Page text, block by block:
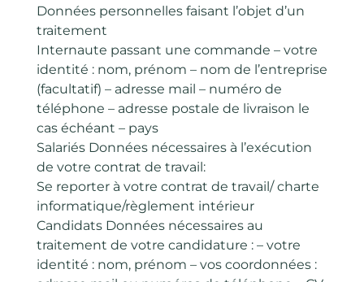
Données personnelles faisant l’objet d’un
traitement
Internaute passant une commande – votre
identité : nom, prénom – nom de l’entreprise
(facultatif) – adresse mail – numéro de
téléphone – adresse postale de livraison le
cas échéant – pays
Salariés Données nécessaires à l’exécution
de votre contrat de travail:
Se reporter à votre contrat de travail/ charte
informatique/règlement intérieur
Candidats Données nécessaires au
traitement de votre candidature : – votre
identité : nom, prénom – vos coordonnées :